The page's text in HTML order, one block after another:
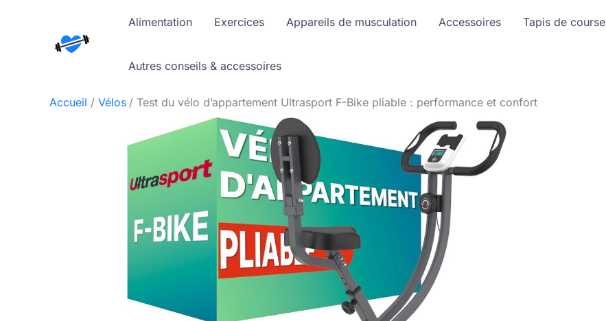
Alimentation Exercices Appareils de musculation Accessoires Tapis de course
Autres conseils & accessoires
Accueil Vélos Test du vélo d’appartement Ultrasport F-Bike pliable : performance et confort